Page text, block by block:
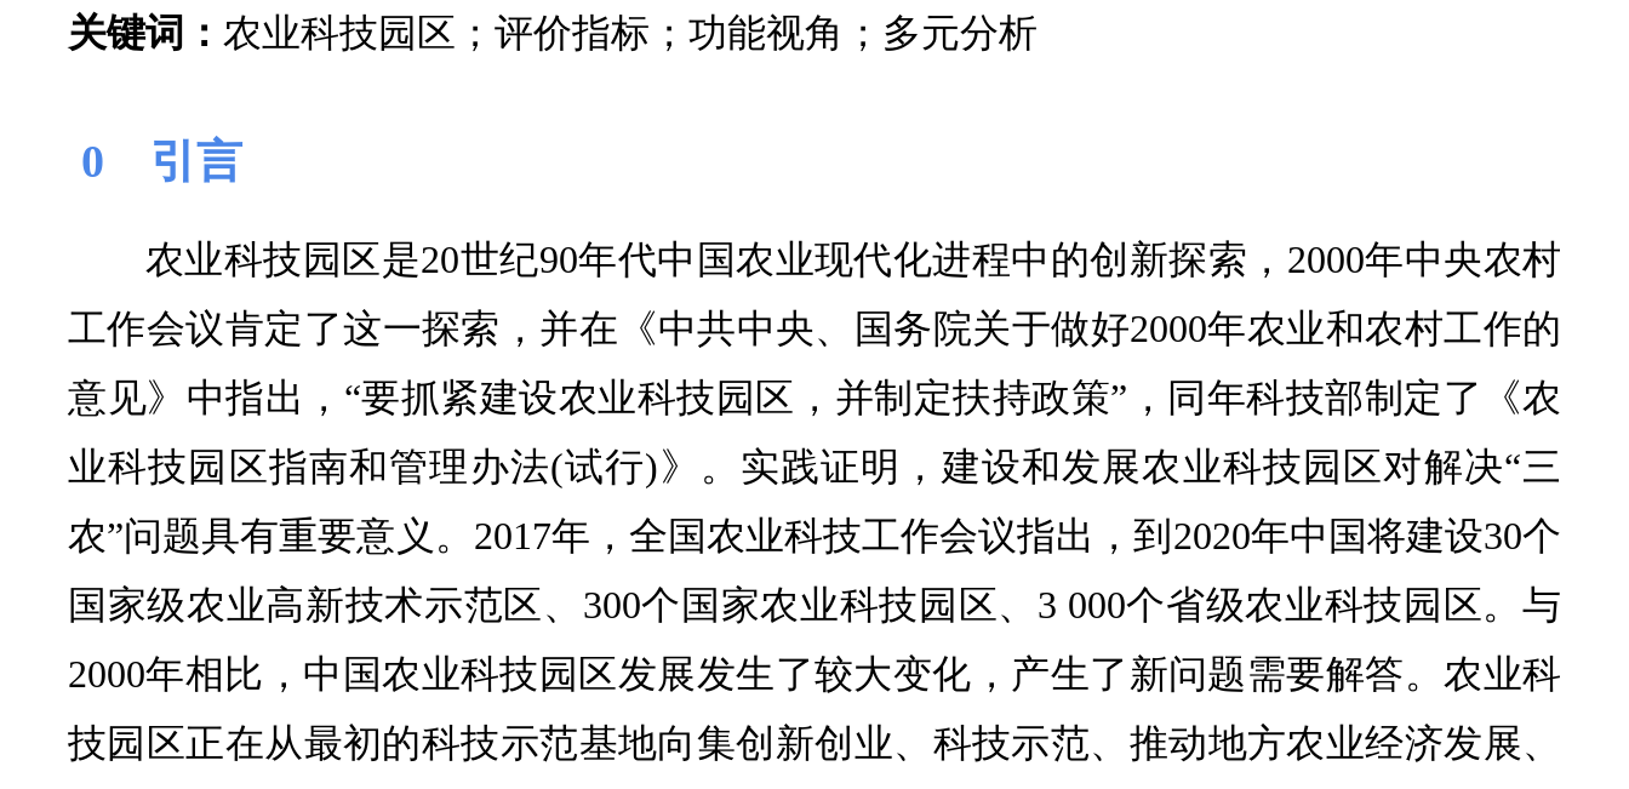
关键词： 农业科技园区；评价指标；功能视角；多元分析
0 引言
农业科技园区是20世纪90年代中国农业现代化进程中的创新探索，2000年中央农村
工作会议肯定了这一探索，并在《中共中央、国务院关于做好2000年农业和农村工作的
意见》中指出，“要抓紧建设农业科技园区，并制定扶持政策”，同年科技部制定了《农
业科技园区指南和管理办法(试行)》。实践证明，建设和发展农业科技园区对解决“三
农”问题具有重要意义。2017年，全国农业科技工作会议指出，到2020年中国将建设30个
国家级农业高新技术示范区、300个国家农业科技园区、3 000个省级农业科技园区。与
2000年相比，中国农业科技园区发展发生了较大变化，产生了新问题需要解答。农业科
技园区正在从最初的科技示范基地向集创新创业、科技示范、推动地方农业经济发展、